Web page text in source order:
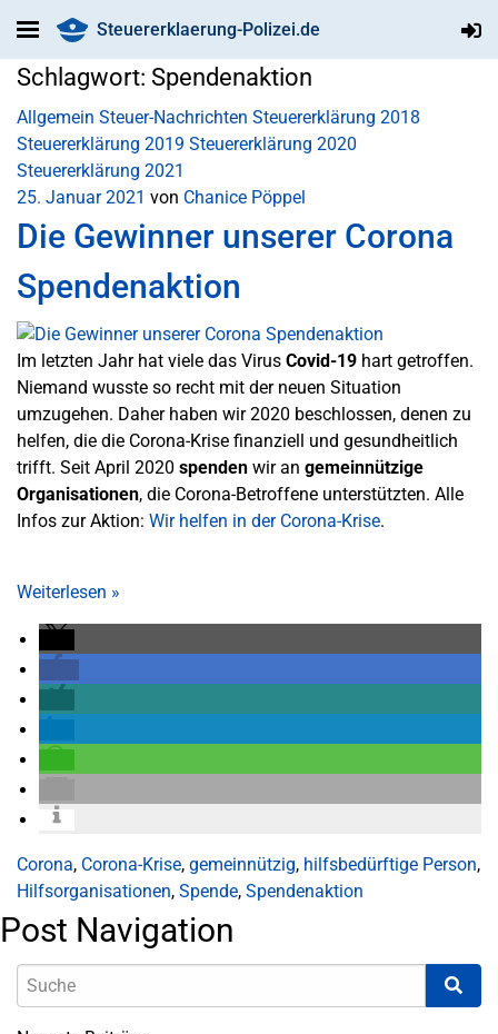
Steuererklaerung-Polizei.de
Schlagwort: Spendenaktion
Allgemein Steuer-Nachrichten Steuererklärung 2018
Steuererklärung 2019 Steuererklärung 2020
Steuererklärung 2021
25. Januar 2021 von Chanice Pöppel
Die Gewinner unserer Corona
Spendenaktion
Im letzten Jahr hat viele das Virus Covid-19 hart getroffen.
Niemand wusste so recht mit der neuen Situation
umzugehen. Daher haben wir 2020 beschlossen, denen zu
helfen, die die Corona-Krise finanziell und gesundheitlich
trifft. Seit April 2020 spenden wir an gemeinnützige
Organisationen, die Corona-Betroffene unterstützten. Alle
Infos zur Aktion: Wir helfen in der Corona-Krise.
Weiterlesen »
Corona, Corona-Krise, gemeinnützig, hilfsbedürftige Person,
Hilfsorganisationen, Spende, Spendenaktion
Post Navigation